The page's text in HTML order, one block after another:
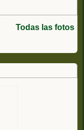
Todas las fotos